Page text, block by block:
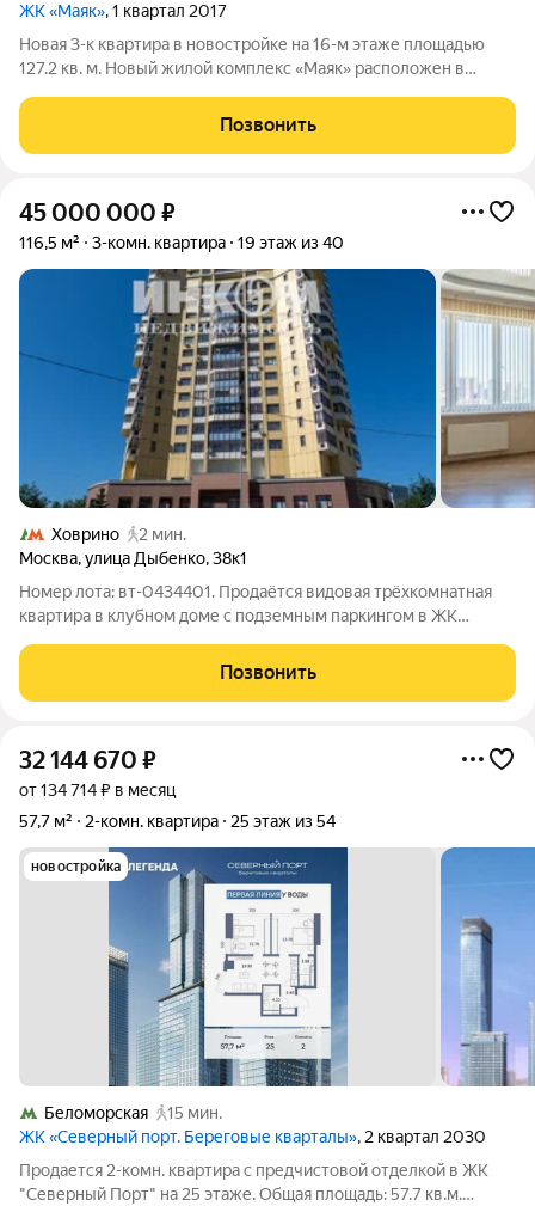
ЖК «Маяк», 1 квартал 2017
Новая 3-к квартира в новостройке на 16-м этаже площадью
127.2 кв. м. Новый жилой комплекс «Маяк» расположен в
Химок. С юга и востока огромная приватная территория 10,8 га,
которая с одной
Позвонить
45 000 000 ₽
116,5 м² 3-комн. квартира 19 этаж из 40
Ховрино
2 мин.
Москва,улица Дыбенко,38к1
Номер лота: вт-0434401. Продаётся видовая трёхкомнатная
квартира в клубном доме с подземным паркингом в ЖК
спальни (19, 1 + 19,3 кв.м.) гостиная 23, 6 кв.м. и кухня 14 кв.м.
Высокие потолки 3 м
Позвонить
32 144 670 ₽
от 134 714 ₽ в месяц
57,7 м²
2-комн. квартира 25 этаж из 54
новостройка
Беломорская
15 мин.
ЖК «Северный порт. Береговые кварталы», 2 квартал 2030
Продается 2-комн. квартира с предчистовой отделкой в ЖК
"Северный Порт" на 25 этаже. Общая площадь: 57.7 кв.м.